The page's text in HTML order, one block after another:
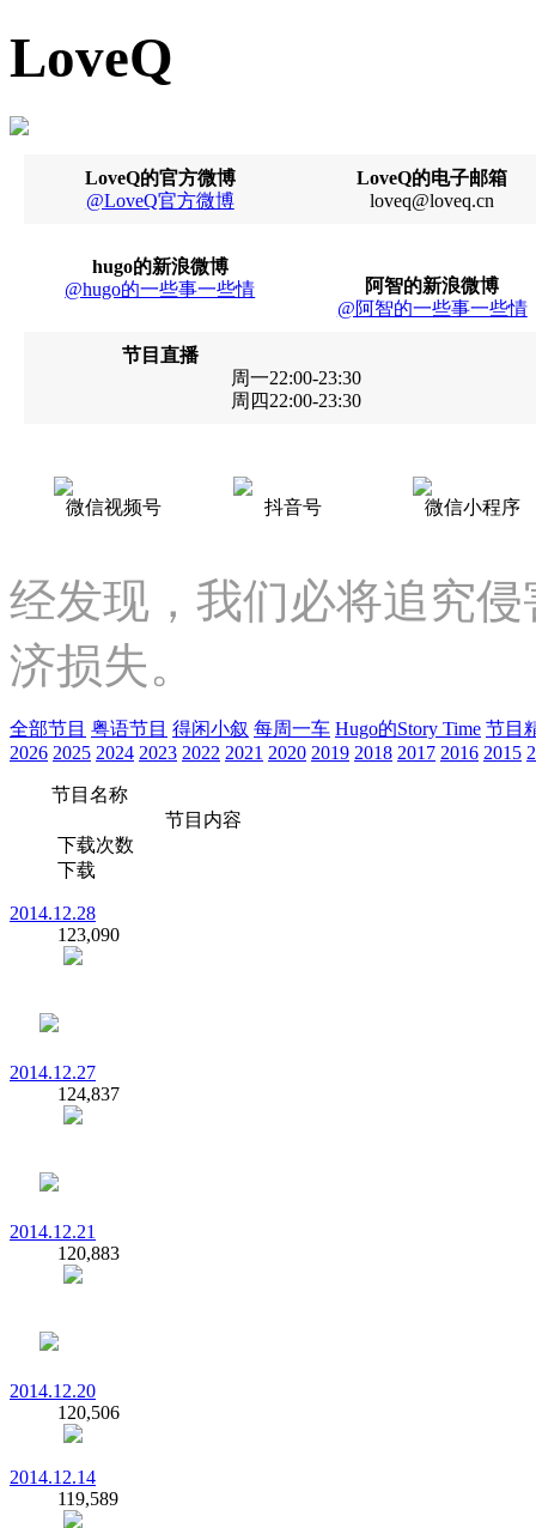
LoveQ
LoveQ的电子邮箱
loveq@loveq.cn
LoveQ的官方微博
@LoveQ官方微博
阿智的新浪微博
@阿智的一些事一些情
hugo的新浪微博
@hugo的一些事一些情
节目直播
周一22:00-23:30
周四22:00-23:30
微信视频号 抖音号 微信小程序
经发现，我们必将追究
济损失。
全部节目 粤语节目 得闲小叙 每周一车 Hugo的Story Time 节目
2026 2025 2024 2023 2022 2021 2020 2019 2018 2017 2016 2015
节目名称
节目内容
下载次数
下载
2014.12.28
123,090
2014.12.27
124,837
2014.12.21
120,883
2014.12.20
120,506
2014.12.14
119,589